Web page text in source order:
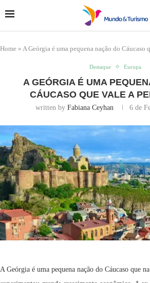
Home » A Geórgia é uma pequena nação do Cáucaso
Destaque Europa
A GEÓRGIA É UMA
CÁUCASO QUE VALE A
written by Fabiana Ceyhan 6 de
A Geórgia é uma pequena nação do Cáucaso que